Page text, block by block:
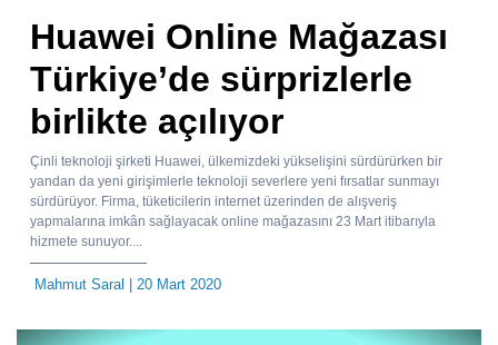
Huawei Online Mağazası
Türkiye’de sürprizlerle
birlikte açılıyor
Çinli teknoloji şirketi Huawei, ülkemizdeki yükselişini sürdürürken bir
yandan da yeni girişimlerle teknoloji severlere yeni fırsatlar sunmayı
sürdürüyor. Firma, tüketicilerin internet üzerinden de alışveriş
yapmalarına imkân sağlayacak online mağazasını 23 Mart itibarıyla
hizmete sunuyor....
Mahmut Saral | 20 Mart 2020